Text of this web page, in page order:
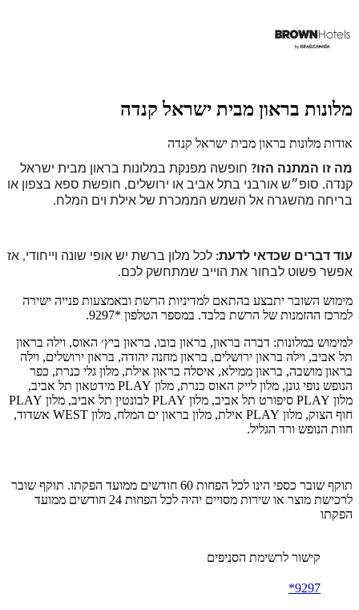
מלונות בראון מבית ישראל קנדה
אודות מלונות בראון מבית ישראל קנדה
מה זו המתנה הזו? חופשה מפנקת במלונות בראון מבית ישראל
קנדה. סופ״ש אורבני בתל אביב או ירושלים, חופשת ספא בצפון או
בריחה מהשגרה אל השמש הממכרת של אילת וים המלח.
עוד דברים שכדאי לדעת: לכל מלון ברשת יש אופי שונה וייחודי, אז
אפשר פשוט לבחור את הוייב שמתחשק לכם.
מימוש השובר יתבצע בהתאם למדיניות הרשת ובאמצעות פנייה ישירה
למרכז ההזמנות של הרשת בלבד. במספר הטלפון *9297.
למימוש במלונות: דברה בראון, בראון בובו, בראון ביץ׳ האוס, וילה בראון
תל אביב, וילה בראון ירושלים, בראון מחנה יהודה, בראון ירושלים, וילה
בראון מושבה, בראון ממילא, איסלה בראון אילת, מלון גלי כנרת, כפר
הנופש נופי גונן, מלון לייק האוס כנרת, מלון PLAY מידטאון תל אביב,
מלון PLAY סיפורט תל אביב, מלון PLAY לבונטין תל אביב, מלון PLAY
חוף הצוק, מלון PLAY אילת, מלון בראון ים המלח, מלון WEST אשדוד,
חוות הנופש ורד הגליל.
תוקף שובר כספי הינו לכל הפחות 60 חודשים ממועד הפקתו. תוקף שובר
לרכישת מוצר או שירות מסויים יהיה לכל הפחות 24 חודשים ממועד
הפקתו
קישור לרשימת הסניפים
9297*